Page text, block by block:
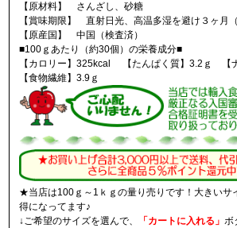
【原材料】 さんざし、砂糖
【賞味期限】 直射日光、高温多湿を避け３ヶ月（
【原産国】 中国（検査済）
■100ｇあたり（約30個）の栄養成分■
【カロリー】325kcal 【たんぱく質】3.2ｇ 【
【食物繊維】3.9ｇ
★当店は100ｇ～1ｋｇの量り売りです！大きいサ
得になってます♪
↓ご希望のサイズを選んで、
「カートに入れる」 ボ